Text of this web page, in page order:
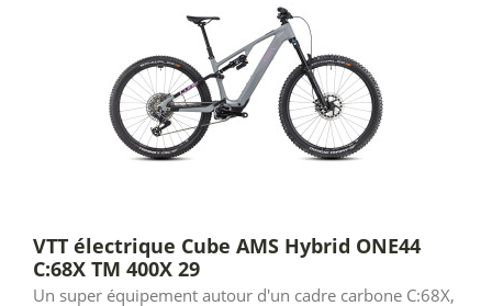
VTT électrique Cube AMS Hybrid ONE44
C:68X TM 400X 29
Un super équipement autour d'un cadre carbone C:68X,